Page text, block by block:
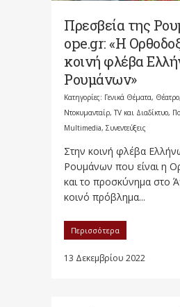
Πρεσβεία της
ope.gr: «Η
κοινή φλέβα
Ρουμάνων»
Κατηγορίες: Γενικά Θέματα,
Ντοκυμανταίρ, TV και Διαδίκτυο,
Multimedia, Συνεντεύξεις
Στην κοινή φλέβα
Ρουμάνων που είναι η
και το προσκύνημα στο
κοινό πρόβλημα...
Περισσότερα
13 Δεκεμβρίου 2022